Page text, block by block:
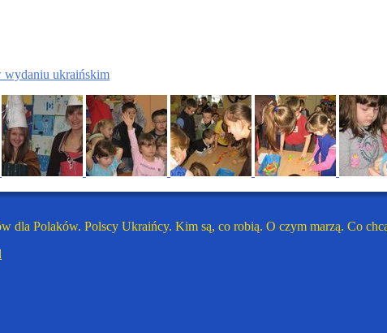
wydaniu ukraińskim
dla Polaków. Polscy Ukraińcy. Kim są, co robią. O czym marzą. Co